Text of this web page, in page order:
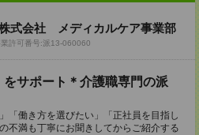
式会社 メディカルケア事業部
許可番号:派13-060060
をサポート＊介護職専門の派
「働き方を選びたい」「正社員を目指し
不満も丁寧にお聞きしてからご紹介する